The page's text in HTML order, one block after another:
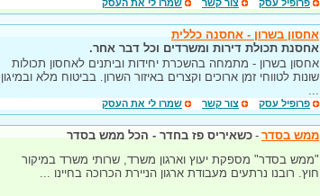
פרופיל עסק צור קשר שמרו לי את העסק
אחסון בשרון - אחסנה כללית
אחסנת תכולת דירות ומשרדים וכל דבר אחר.
אחסון בשרון - מתמחה בהשכרת יחידות וביתנים לאחסון תכולות
שונות לטווחי זמן ארוכים וקצרים באיזור השרון. בביטוח מלא ובמיגון
...
פרופיל עסק צור קשר שמרו לי את העסק
ממש בסדר - כשאיריס פז בחדר - הכל ממש בסדר
"ממש בסדר" מספקת יעוץ וארגון משרד, שרותי משרד במיקור
חוץ. רובנו נרתעים מעבודת ארגון הניירת הכרוכה בחיינו ...